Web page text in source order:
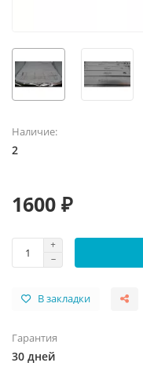
Наличие:
2
1600 ₽
В закладки
Гарантия
30 дней